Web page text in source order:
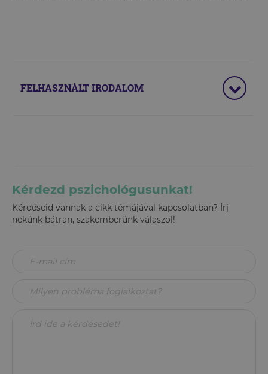
FELHASZNÁLT IRODALOM
Kérdezd pszichológusunkat!
Kérdéseid vannak a cikk témájával kapcsolatban? Írj
nekünk bátran, szakemberünk válaszol!